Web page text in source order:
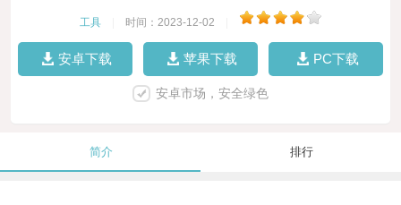
工具 时间：2023-12-02
安卓下载 苹果下载 PC下载
安卓市场，安全绿色
简介 排行